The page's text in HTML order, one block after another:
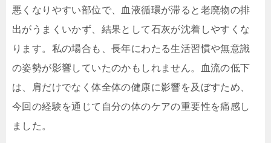
悪くなりやすい部位で、血液循環が滞ると老廃物の排
出がうまくいかず、結果として石灰が沈着しやすくな
ります。私の場合も、長年にわたる生活習慣や無意識
の姿勢が影響していたのかもしれません。血流の低下
は、肩だけでなく体全体の健康に影響を及ぼすため、
今回の経験を通じて自分の体のケアの重要性を痛感し
ました。